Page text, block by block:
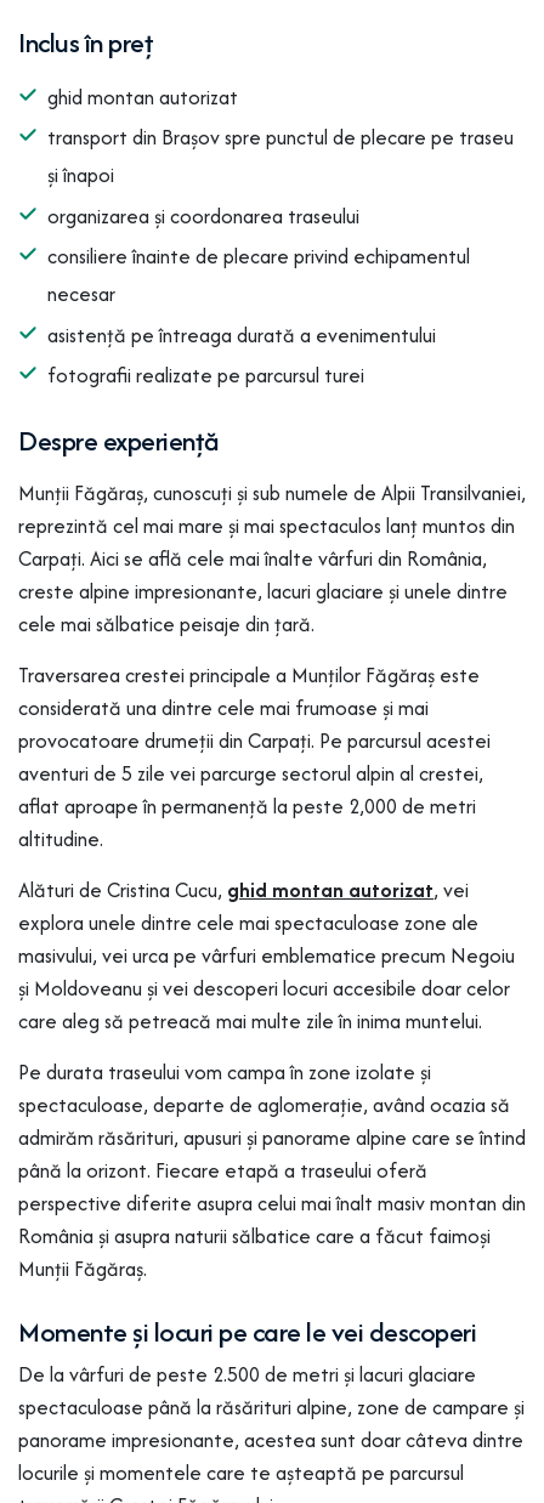
Inclus în preț
ghid montan autorizat
transport din Brașov spre punctul de plecare pe traseu
și înapoi
organizarea și coordonarea traseului
consiliere înainte de plecare privind echipamentul
necesar
asistență pe întreaga durată a evenimentului
fotografii realizate pe parcursul turei
Despre experiență
Munții Făgăraș, cunoscuți și sub numele de Alpii Transilvaniei,
reprezintă cel mai mare și mai spectaculos lanț muntos din
Carpați. Aici se află cele mai înalte vârfuri din România,
creste alpine impresionante, lacuri glaciare și unele dintre
cele mai sălbatice peisaje din țară.
Traversarea crestei principale a Munților Făgăraș este
considerată una dintre cele mai frumoase și mai
provocatoare drumeții din Carpați. Pe parcursul acestei
aventuri de 5 zile vei parcurge sectorul alpin al crestei,
aflat aproape în permanență la peste 2,000 de metri
altitudine.
Alături de Cristina Cucu, ghid montan autorizat, vei
explora unele dintre cele mai spectaculoase zone ale
masivului, vei urca pe vârfuri emblematice precum Negoiu
și Moldoveanu și vei descoperi locuri accesibile doar celor
care aleg să petreacă mai multe zile în inima muntelui.
Pe durata traseului vom campa în zone izolate și
spectaculoase, departe de aglomerație, având ocazia să
admirăm răsărituri, apusuri și panorame alpine care se întind
până la orizont. Fiecare etapă a traseului oferă
perspective diferite asupra celui mai înalt masiv montan din
România și asupra naturii sălbatice care a făcut faimoși
Munții Făgăraș.
Momente și locuri pe care le vei descoperi
De la vârfuri de peste 2.500 de metri și lacuri glaciare
spectaculoase până la răsărituri alpine, zone de campare și
panorame impresionante, acestea sunt doar câteva dintre
locurile și momentele care te așteaptă pe parcursul